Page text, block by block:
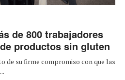
de 800 trabajadores
productos sin gluten
de su firme compromiso con que las